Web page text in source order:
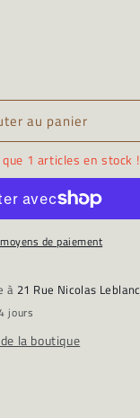
au panier
1 articles en stock !
de paiement
à 21 Rue Nicolas Leblanc
jours
la boutique